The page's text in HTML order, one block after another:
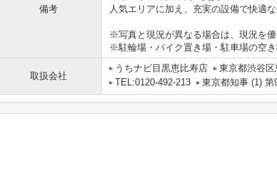
備考
人気エリアに加え、充実の設備で快適
※写真と現況が異なる場合は、現況を優
※駐輪場・バイク置き場・駐車場の空
取扱会社
うちナビ目黒恵比寿店
東京都渋谷
TEL:0120-492-213
東京都知事 (1) 第